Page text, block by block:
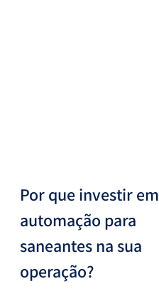
Por que investir em
automação para
saneantes na sua
operação?